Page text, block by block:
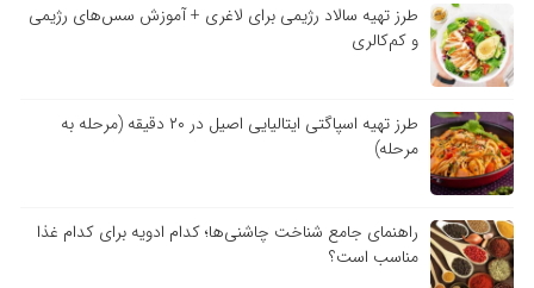
طرز تهیه سالاد رژیمی برای لاغری + آموزش سس‌های رژیمی
و کم‌کالری
طرز تهیه اسپاگتی ایتالیایی اصیل در ۲۰ دقیقه (مرحله به
مرحله)
راهنمای جامع شناخت چاشنی‌ها؛ کدام ادویه برای کدام غذا
مناسب است؟